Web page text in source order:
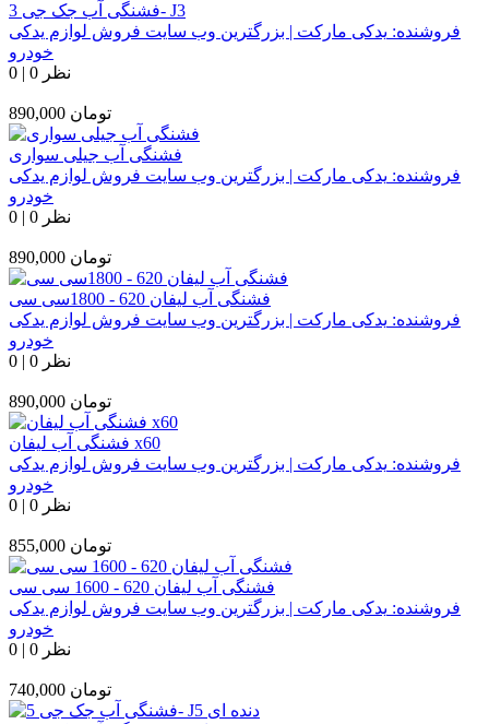
فشنگی آب جک جی 3- J3
فروشنده: یدکی مارکت | بزرگترین وب سایت فروش لوازم یدکی
خودرو
0 | 0 نظر
890,000 تومان
فشنگی آب جیلی سواری
فروشنده: یدکی مارکت | بزرگترین وب سایت فروش لوازم یدکی
خودرو
0 | 0 نظر
890,000 تومان
فشنگی آب لیفان 620 - 1800سی سی
فروشنده: یدکی مارکت | بزرگترین وب سایت فروش لوازم یدکی
خودرو
0 | 0 نظر
890,000 تومان
فشنگی آب لیفان x60
فروشنده: یدکی مارکت | بزرگترین وب سایت فروش لوازم یدکی
خودرو
0 | 0 نظر
855,000 تومان
فشنگی آب لیفان 620 - 1600 سی سی
فروشنده: یدکی مارکت | بزرگترین وب سایت فروش لوازم یدکی
خودرو
0 | 0 نظر
740,000 تومان